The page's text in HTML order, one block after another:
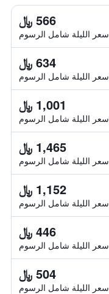
566 ﷼
سعر الليلة شامل الرسوم
634 ﷼
سعر الليلة شامل الرسوم
1,001 ﷼
سعر الليلة شامل الرسوم
1,465 ﷼
سعر الليلة شامل الرسوم
1,152 ﷼
سعر الليلة شامل الرسوم
446 ﷼
سعر الليلة شامل الرسوم
504 ﷼
سعر الليلة شامل الرسوم